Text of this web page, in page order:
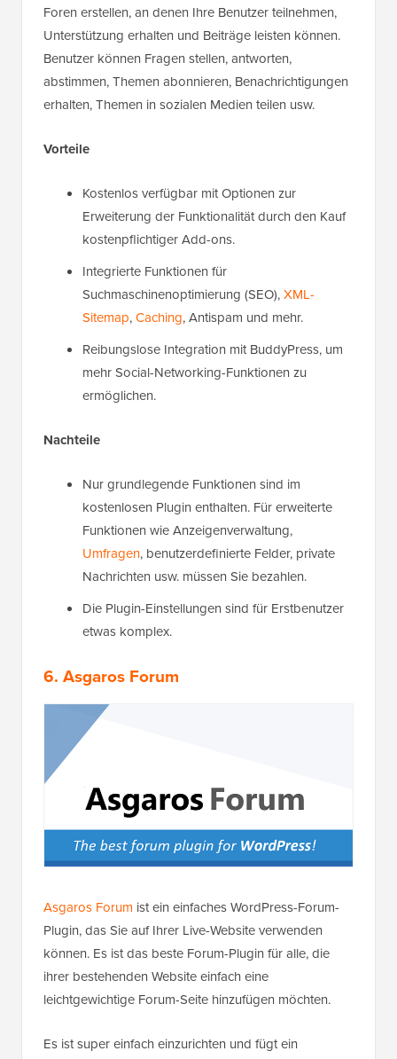
Foren erstellen, an denen Ihre Benutzer teilnehmen,
Unterstützung erhalten und Beiträge leisten können.
Benutzer können Fragen stellen, antworten,
abstimmen, Themen abonnieren, Benachrichtigungen
erhalten, Themen in sozialen Medien teilen usw.
Vorteile
Kostenlos verfügbar mit Optionen zur
Erweiterung der Funktionalität durch den Kauf
kostenpflichtiger Add-ons.
Integrierte Funktionen für
Suchmaschinenoptimierung (SEO),XML-
Sitemap,Caching, Antispam und mehr.
Reibungslose Integration mit BuddyPress, um
mehr Social-Networking-Funktionen zu
ermöglichen.
Nachteile
Nur grundlegende Funktionen sind im
kostenlosen Plugin enthalten. Für erweiterte
Funktionen wie Anzeigenverwaltung,
Umfragen, benutzerdefinierte Felder, private
Nachrichten usw. müssen Sie bezahlen.
Die Plugin-Einstellungen sind für Erstbenutzer
etwas komplex.
6. Asgaros Forum
Asgaros Forum ist ein einfaches WordPress-Forum-
Plugin, das Sie auf Ihrer Live-Website verwenden
können. Es ist das beste Forum-Plugin für alle, die
ihrer bestehenden Website einfach eine
leichtgewichtige Forum-Seite hinzufügen möchten.
Es ist super einfach einzurichten und fügt ein